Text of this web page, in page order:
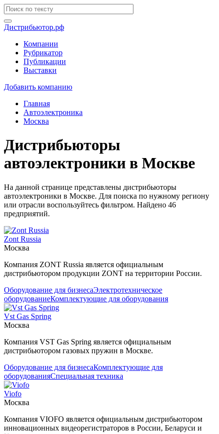
Дистрибьютор.рф
Компании
Рубрикатор
Публикации
Выставки
Добавить компанию
Главная
Автоэлектроника
Москва
Дистрибьюторы
автоэлектроники в Москве
На данной странице представлены дистрибьюторы
автоэлектроники в Москве. Для поиска по нужному региону
или отрасли воспользуйтесь фильтром. Найдено 46
предприятий.
Zont Russia
Москва
Компания ZONT Russia является официальным
дистрибьютором продукции ZONT на территории России.
Оборудование для бизнесаЭлектротехническое
оборудованиеКомплектующие для оборудования
Vst Gas Spring
Москва
Компания VST Gas Spring является официальным
дистрибьютором газовых пружин в Москве.
Оборудование для бизнесаКомплектующие для
оборудованияСпециальная техника
Viofo
Москва
Компания VIOFO является официальным дистрибьютором
инновационных видеорегистраторов в России, Беларуси и